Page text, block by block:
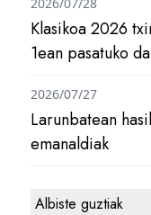
Klasikoa 2026
1ean pasatuko
Larunbatean
emanaldiak
2026/07/27
Albiste guztiak